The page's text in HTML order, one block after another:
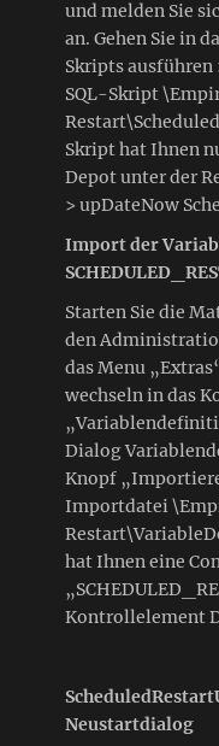
und melden Sie
an. Gehen Sie in
Skripts ausführen
SQL-Skript
Skript hat Ihnen
Depot unter der
> upDateNow
Import der
Starten Sie die
den
das Menu
wechseln in das
Dialog
Knopf
Importdatei
hat Ihnen eine
Kontrollelement
Neustartdialog